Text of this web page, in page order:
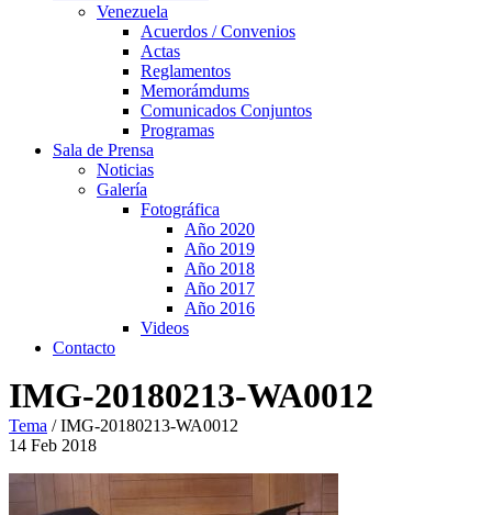
Venezuela
Acuerdos / Convenios
Actas
Reglamentos
Memorámdums
Comunicados Conjuntos
Programas
Sala de Prensa
Noticias
Galería
Fotográfica
Año 2020
Año 2019
Año 2018
Año 2017
Año 2016
Videos
Contacto
IMG-20180213-WA0012
Tema /IMG-20180213-WA0012
14 Feb 2018